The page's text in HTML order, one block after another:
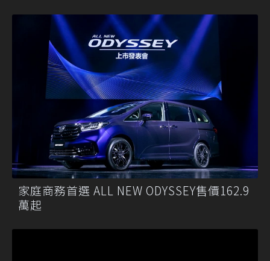
家庭商務首選 ALL NEW ODYSSEY售價162.9
萬起